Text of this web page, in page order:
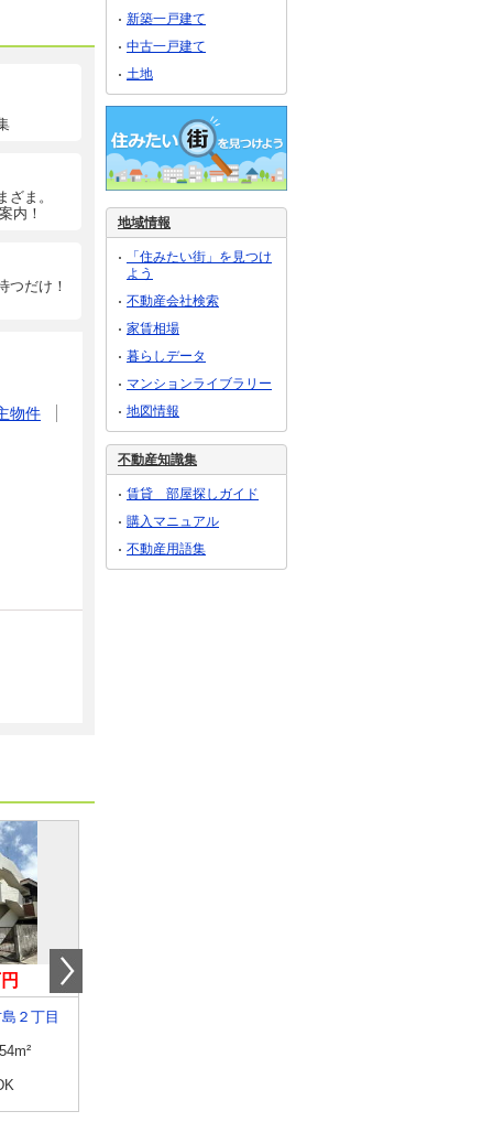
ま。
内！
つだけ！
物件
２丁目
新築一戸建て
中古一戸建て
土地
地域情報
「住みたい街」を見つけ
よう
不動産会社検索
家賃相場
暮らしデータ
マンションライブラリー
地図情報
不動産知識集
賃貸 部屋探しガイド
購入マニュアル
不動産用語集